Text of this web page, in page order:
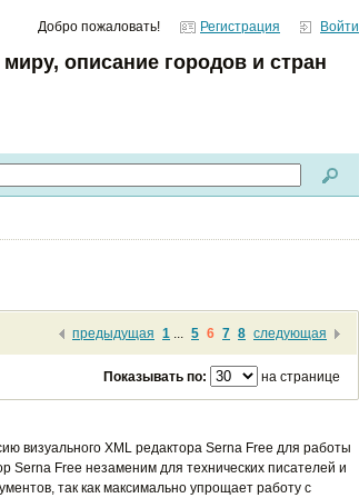
Добро пожаловать! Регистрация Войти
описание городов и стран
предыдущая 1 5 6 7 8 следующая
Показывать по: на странице
визуального XML редактора Serna Free для работы
Serna Free незаменим для технических писателей и
так как максимально упрощает работу с